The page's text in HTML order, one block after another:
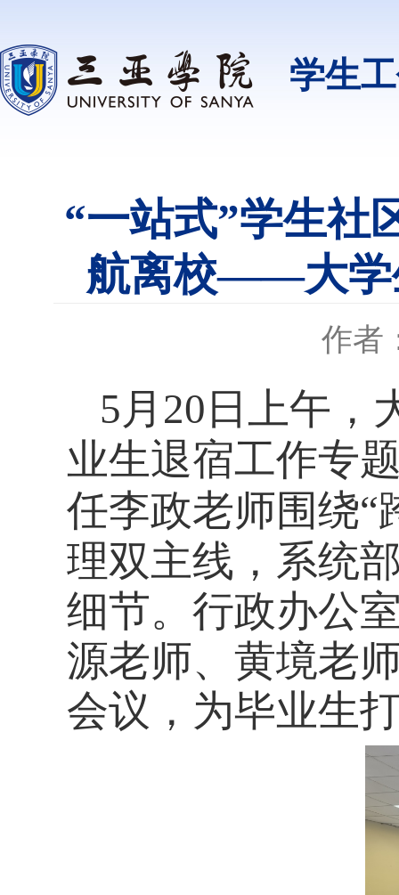
学生
“一站式”学生社
航离校——大学
作者
5月 20 日上午，
业生退宿工作专
任李政老师围绕“
理双主线，系统
细节。 行政办公
源老师、黄境老
会议 ，为毕业生